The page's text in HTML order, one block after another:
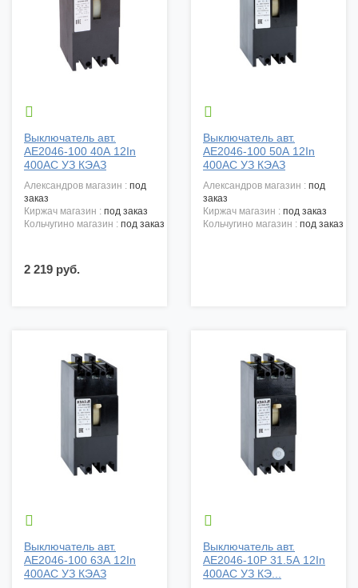

Выключатель авт.
АЕ2046-100 40А 12In
400АС УЗ КЭАЗ
александров магазин : под
заказ
киржач магазин : под заказ
кольчугино магазин : под заказ
2 219 руб.

Выключатель авт.
АЕ2046-100 50А 12In
400АС УЗ КЭАЗ
александров магазин : под
заказ
киржач магазин : под заказ
кольчугино магазин : под заказ

Выключатель авт.
АЕ2046-100 63А 12In
400АС УЗ КЭАЗ

Выключатель авт.
АЕ2046-10P 31.5А 12In
400АС УЗ КЭ...